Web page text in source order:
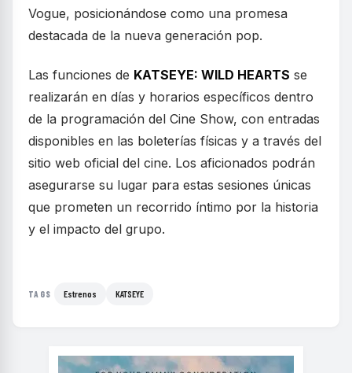
Vogue, posicionándose como una promesa
destacada de la nueva generación pop.
Las funciones de KATSEYE: WILD HEARTS se
realizarán en días y horarios específicos dentro
de la programación del Cine Show, con entradas
disponibles en las boleterías físicas y a través del
sitio web oficial del cine. Los aficionados podrán
asegurarse su lugar para estas sesiones únicas
que prometen un recorrido íntimo por la historia
y el impacto del grupo.
TAGS Estrenos KATSEYE